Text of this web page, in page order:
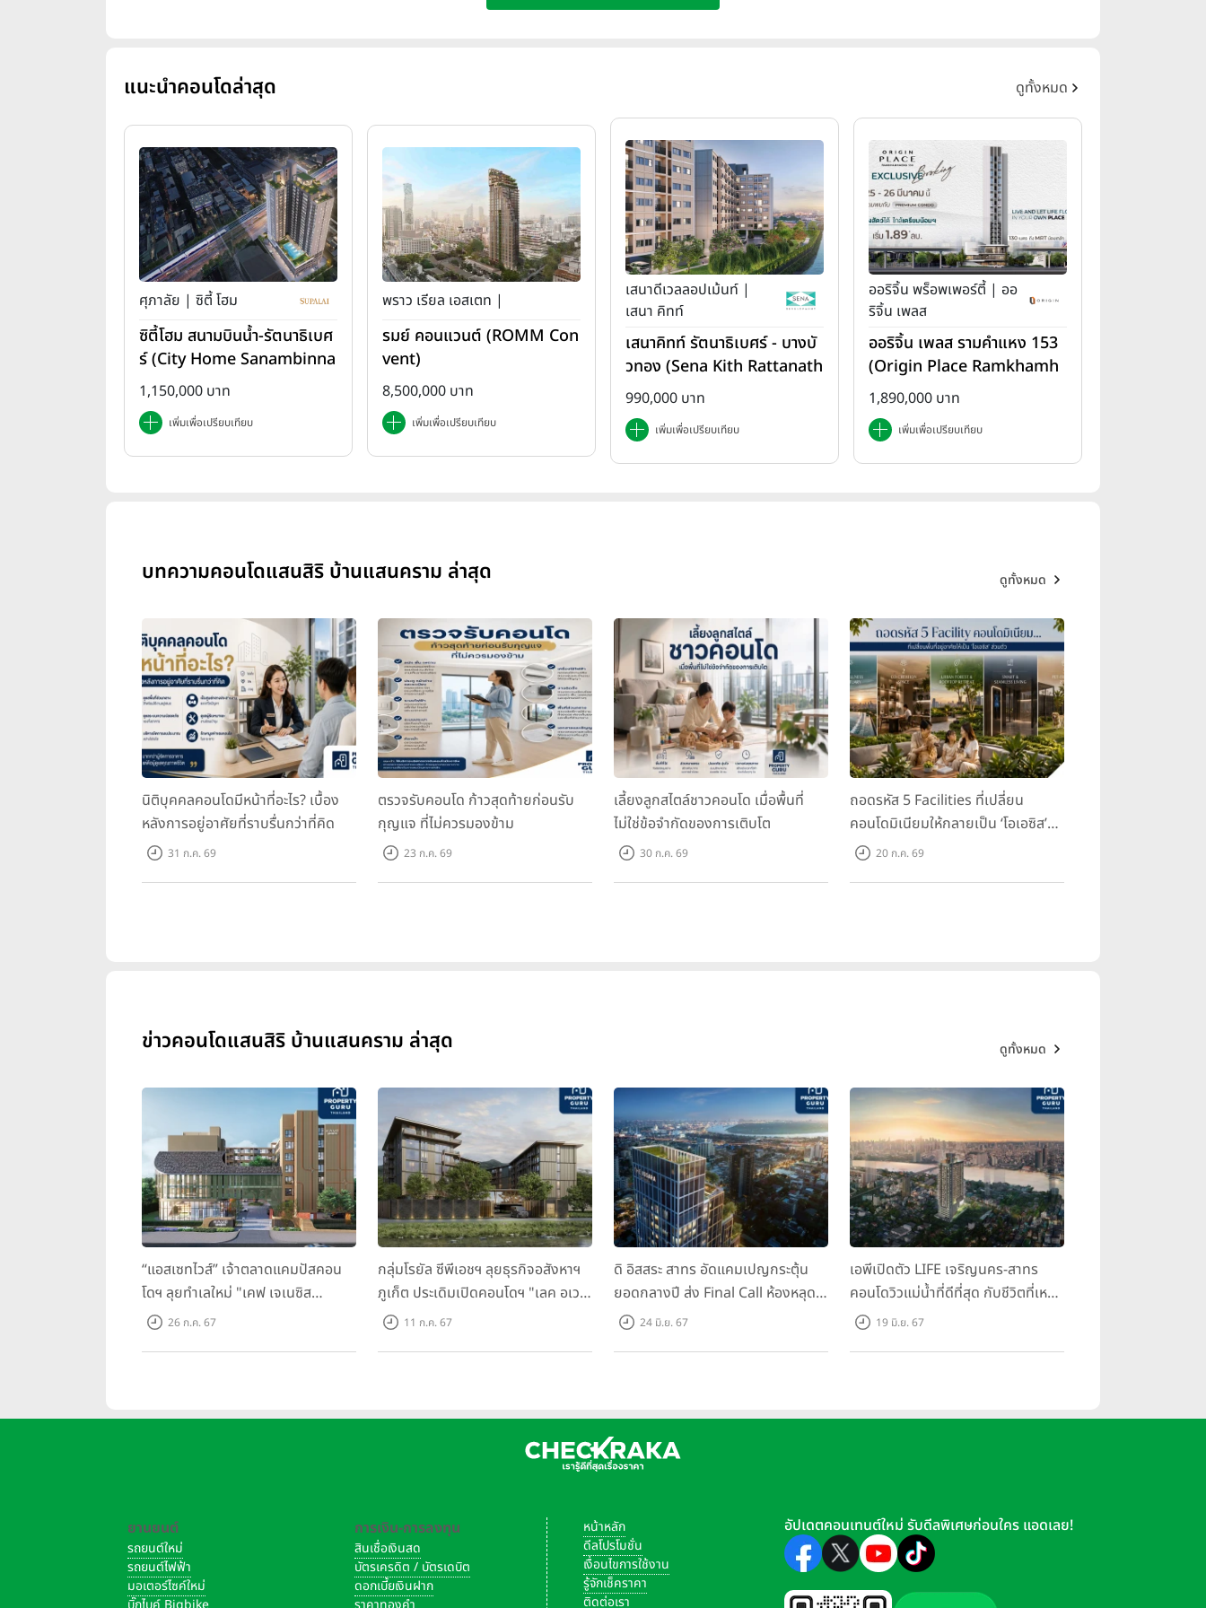
แนะนำคอนโดล่าสุด ดูทั้งหมด
ศุภาลัย | ซิตี้ โฮม
ซิตี้โฮม สนามบินน้ำ-รัตนาธิเบศ
ร์ (City Home Sanambinna
m-Rattanathibet)
1,150,000 บาท
เพิ่มเพื่อเปรียบเทียบ
พราว เรียล เอสเตท |
รมย์ คอนแวนต์ (ROMM Con
vent)
8,500,000 บาท
เพิ่มเพื่อเปรียบเทียบ
เสนาดีเวลลอปเม้นท์ |
เสนา คิทท์
เสนาคิทท์ รัตนาธิเบศร์ - บางบั
วทอง (Sena Kith Rattanath
ibet - Bangbuathong)
990,000 บาท
เพิ่มเพื่อเปรียบเทียบ
ออริจิ้น พร็อพเพอร์ตี้ | ออ
ริจิ้น เพลส
ออริจิ้น เพลส รามคำแหง 153
(Origin Place Ramkhamh
aeng 153)
1,890,000 บาท
เพิ่มเพื่อเปรียบเทียบ
บทความคอนโดแสนสิริ บ้านแสนคราม ล่าสุด ดูทั้งหมด
นิติบุคคลคอนโดมีหน้าที่อะไร? เบื้อง
หลังการอยู่อาศัยที่ราบรื่นกว่าที่คิด
31 ก.ค. 69
ตรวจรับคอนโด ก้าวสุดท้ายก่อนรับ
กุญแจ ที่ไม่ควรมองข้าม
23 ก.ค. 69
เลี้ยงลูกสไตล์ชาวคอนโด เมื่อพื้นที่
ไม่ใช่ข้อจำกัดของการเติบโต
30 ก.ค. 69
ถอดรหัส 5 Facilities ที่เปลี่ยน
คอนโดมิเนียมให้กลายเป็น ‘โอเอซิส’
ส่วนตัวกลางเมือง
20 ก.ค. 69
ข่าวคอนโดแสนสิริ บ้านแสนคราม ล่าสุด ดูทั้งหมด
“แอสเซทไวส์” เจ้าตลาดแคมปัสคอน
โดฯ ลุยทำเลใหม่ "เคฟ เจเนซิส
นครปฐม" จับมือพาร์ทเนอร์ "อินฟินิท
26 ก.ค. 67
กลุ่มโรยัล ซีพีเอชฯ ลุยธุรกิจอสังหาฯ
ภูเก็ต ประเดิมเปิดคอนโดฯ "เลค อเวนิ
ว ภูเก็ต" พรีเซลสิงหาคมนี้
11 ก.ค. 67
ดิ อิสสระ สาทร อัดแคมเปญกระตุ้น
ยอดกลางปี ส่ง Final Call ห้องหลุด
ดาวน์ หั่นราคาเริ่มต้น 4.99 ลบ.
24 มิ.ย. 67
เอพีเปิดตัว LIFE เจริญนคร-สาทร
คอนโดวิวแม่น้ำที่ดีที่สุด กับชีวิตที่เหนือ
กว่าในทุกมิติ ห้องชุดดีไซน์ใหม่สูง 3
19 มิ.ย. 67
ยานยนต์
รถยนต์ใหม่
รถยนต์ไฟฟ้า
มอเตอร์ไซค์ใหม่
การเงิน-การลงทุน
สินเชื่อเงินสด
บัตรเครดิต / บัตรเดบิต
ดอกเบี้ยเงินฝาก
หน้าหลัก
ดีลโปรโมชั่น
เงื่อนไขการใช้งาน
รู้จักเช็คราคา
ติดต่อเรา
อัปเดตคอนเทนต์ใหม่ รับดีลพิเศษก่อนใคร แอดเลย!